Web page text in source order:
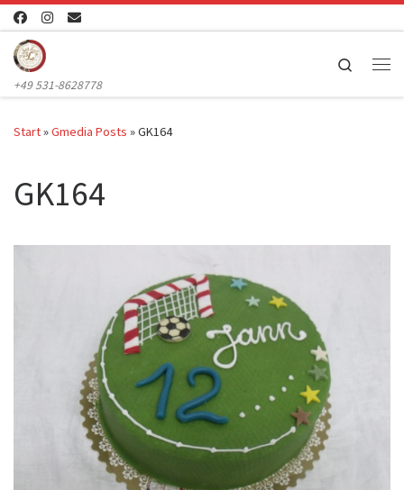
Zum Inhalt springen
+49 531-8628778
Search
Start»Gmedia Posts »GK164
GK164